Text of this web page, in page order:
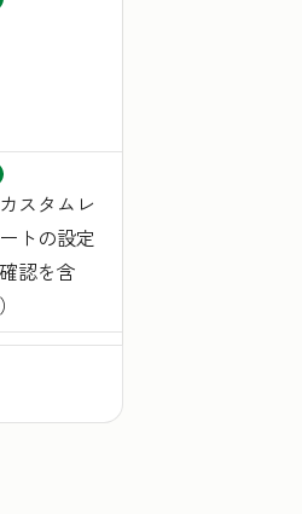
カスタムレ
トの設定
認を含